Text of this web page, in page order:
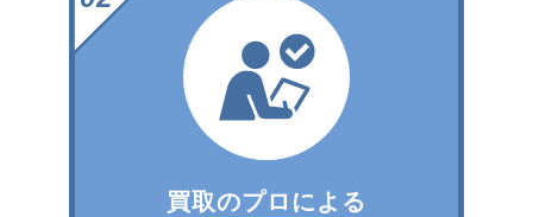
買取のプロによる